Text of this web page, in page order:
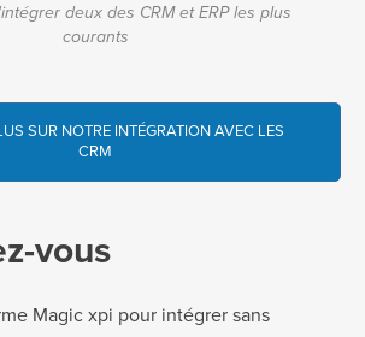
deux des CRM et ERP les plus
courants
SUR NOTRE INTÉGRATION AVEC LES
CRM
vous
Magic xpi pour intégrer sans